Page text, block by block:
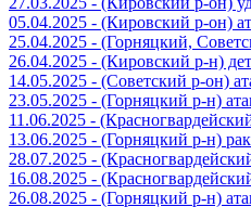
05.04.2025 - (Кировский р-он)
25.04.2025 - (Горняцкий,
26.04.2025 - (Кировский р-н)
14.05.2025 - (Советский р-он)
23.05.2025 - (Горняцкий р-н)
11.06.2025 -
13.06.2025 - (Горняцкий р-н)
28.07.2025 -
16.08.2025 -
26.08.2025 - (Горняцкий р-н)